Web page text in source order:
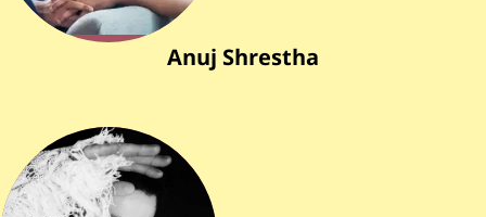
Anuj Shrestha